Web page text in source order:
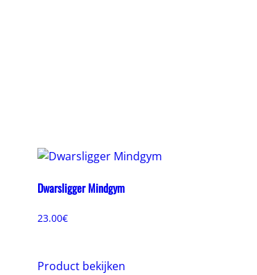
Dwarsligger Mindgym
23.00€
Product bekijken